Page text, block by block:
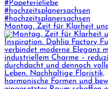
Montag. Zeit für Klarheit